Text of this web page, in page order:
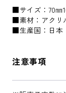
■サイズ：70㎜
■素材：アクリ
■生産国：日本
注意事項